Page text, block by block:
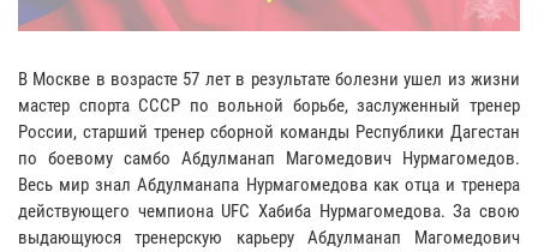
В Москве в возрасте 57 лет в результате болезни ушел из жизни
мастер спорта СССР по вольной борьбе, заслуженный тренер
России, старший тренер сборной команды Республики Дагестан
по боевому самбо Абдулманап Магомедович Нурмагомедов.
Весь мир знал Абдулманапа Нурмагомедова как отца и тренера
действующего чемпиона UFC Хабиба Нурмагомедова. За свою
выдающуюся тренерскую карьеру Абдулманап Магомедович